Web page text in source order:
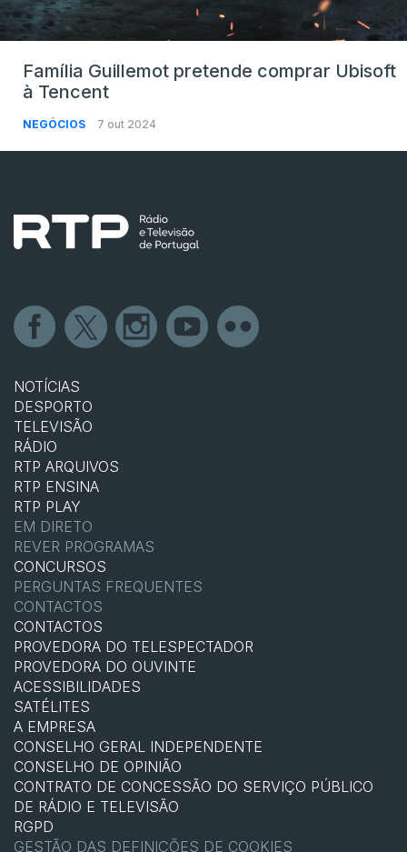
Família Guillemot pretende comprar Ubisoft
à Tencent
NEGÓCIOS 7 out 2024
NOTÍCIAS
DESPORTO
TELEVISÃO
RÁDIO
RTP ARQUIVOS
RTP ENSINA
RTP PLAY
EM DIRETO
REVER PROGRAMAS
CONCURSOS
PERGUNTAS FREQUENTES
CONTACTOS
CONTACTOS
PROVEDORA DO TELESPECTADOR
PROVEDORA DO OUVINTE
ACESSIBILIDADES
SATÉLITES
A EMPRESA
CONSELHO GERAL INDEPENDENTE
CONSELHO DE OPINIÃO
CONTRATO DE CONCESSÃO DO SERVIÇO PÚBLICO
DE RÁDIO E TELEVISÃO
RGPD
GESTÃO DAS DEFINIÇÕES DE COOKIES